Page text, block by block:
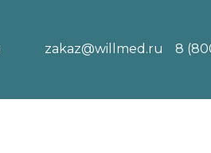
zakaz@willmed.ru 8